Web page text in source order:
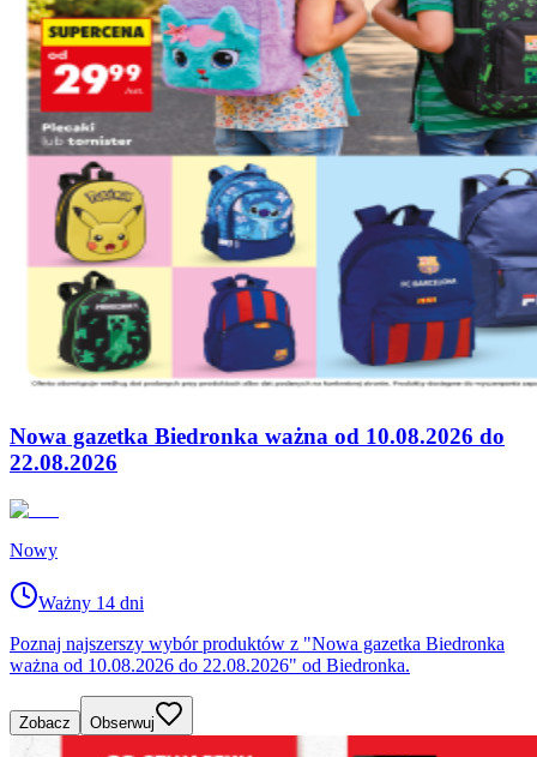
Nowa gazetka Biedronka ważna od 10.08.2026 do
22.08.2026
Nowy
Ważny 14 dni
Poznaj najszerszy wybór produktów z "Nowa gazetka Biedronka
ważna od 10.08.2026 do 22.08.2026" od Biedronka.
Zobacz Obserwuj